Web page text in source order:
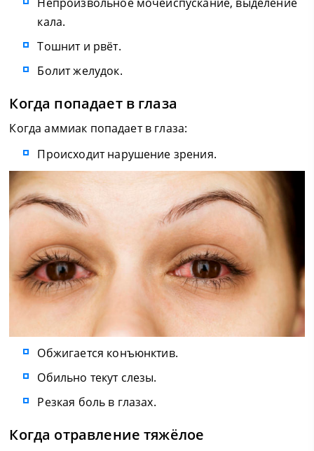
кала.
Тошнит и рвёт.
Болит желудок.
Когда попадает в глаза
Когда аммиак попадает в глаза:
Происходит нарушение зрения.
Обжигается конъюнктив.
Обильно текут слезы.
Резкая боль в глазах.
Когда отравление тяжёлое